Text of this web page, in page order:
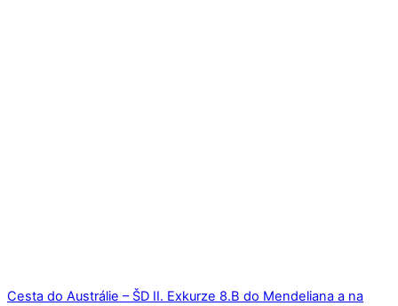
Cesta do Austrálie – ŠD II. Exkurze 8.B do Mendeliana a na